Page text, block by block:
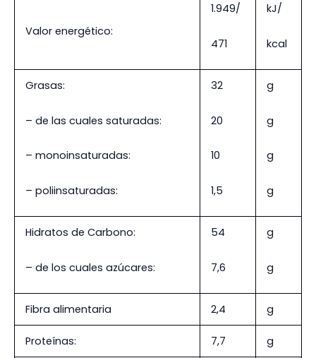
Valor energético:
1.949/
471
kJ/
kcal
Grasas:
– de las cuales saturadas:
– monoinsaturadas:
– poliinsaturadas:
32
20
10
1,5
g
g
g
g
Hidratos de Carbono:
– de los cuales azúcares:
54
7,6
g
g
Fibra alimentaria 2,4 g
Proteínas: 7,7 g